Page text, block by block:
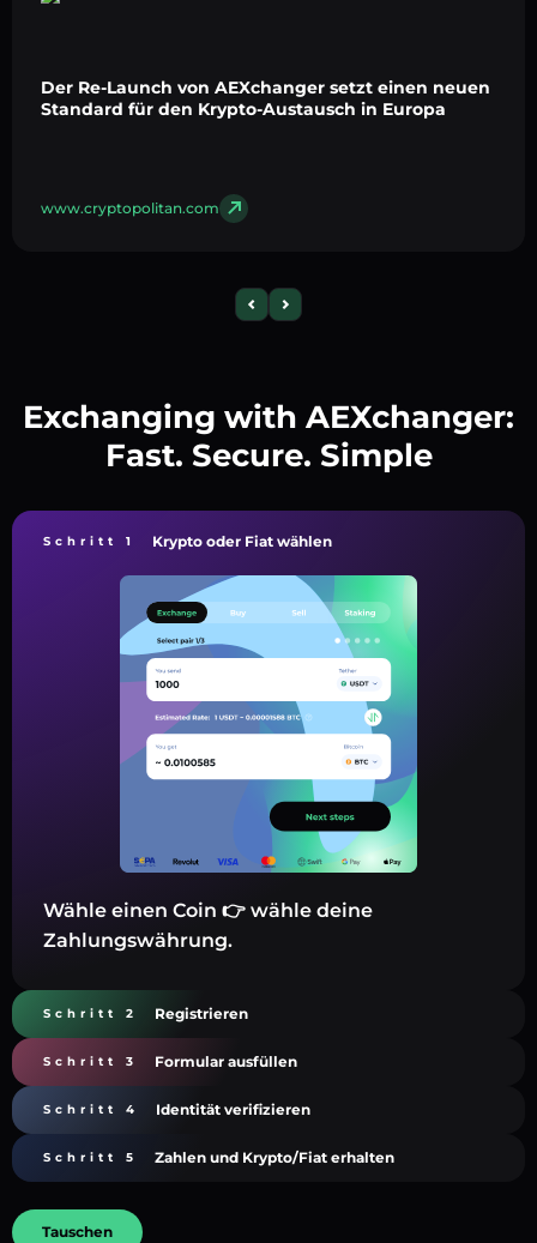
Der Re-Launch von AEXchanger setzt einen neuen
Standard für den Krypto-Austausch in Europa
www.cryptopolitan.com
Exchanging with AEXchanger:
Fast. Secure. Simple
Schritt 1 Krypto oder Fiat wählen
Wähle einen Coin 👉 wähle deine
Zahlungswährung.
Schritt 2 Registrieren
Schritt 3 Formular ausfüllen
Schritt 4 Identität verifizieren
Schritt 5 Zahlen und Krypto/Fiat erhalten
Tauschen